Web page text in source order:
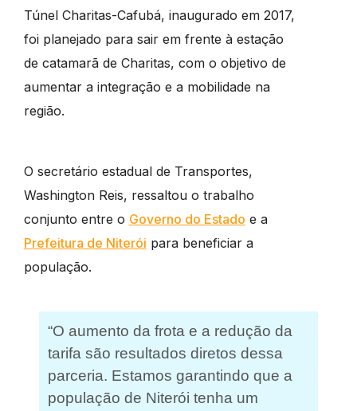
Túnel Charitas-Cafubá, inaugurado em 2017,
foi planejado para sair em frente à estação
de catamarã de Charitas, com o objetivo de
aumentar a integração e a mobilidade na
região.
O secretário estadual de Transportes,
Washington Reis, ressaltou o trabalho
conjunto entre o Governo do Estado e a
Prefeitura de Niterói para beneficiar a
população.
“O aumento da frota e a redução da
tarifa são resultados diretos dessa
parceria. Estamos garantindo que a
população de Niterói tenha um